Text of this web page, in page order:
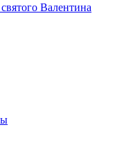
Валентина